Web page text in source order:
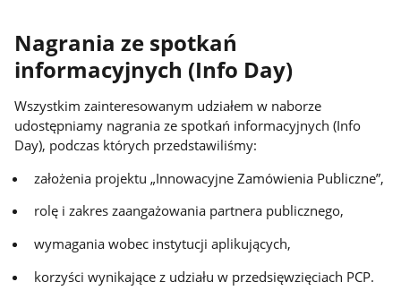
Nagrania ze spotkań
informacyjnych (Info Day)
Wszystkim zainteresowanym udziałem w naborze
udostępniamy nagrania ze spotkań informacyjnych (Info
Day), podczas których przedstawiliśmy:
założenia projektu „Innowacyjne Zamówienia Publiczne”,
rolę i zakres zaangażowania partnera publicznego,
wymagania wobec instytucji aplikujących,
korzyści wynikające z udziału w przedsięwzięciach PCP.